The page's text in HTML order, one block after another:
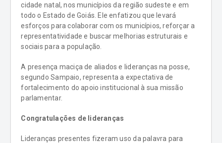
cidade natal, nos municípios da região sudeste e em
todo o Estado de Goiás. Ele enfatizou que levará
esforços para colaborar com os municípios, reforçar a
representatividade e buscar melhorias estruturais e
sociais para a população.
A presença maciça de aliados e lideranças na posse,
segundo Sampaio, representa a expectativa de
fortalecimento do apoio institucional à sua missão
parlamentar.
Congratulações de lideranças
Lideranças presentes fizeram uso da palavra para